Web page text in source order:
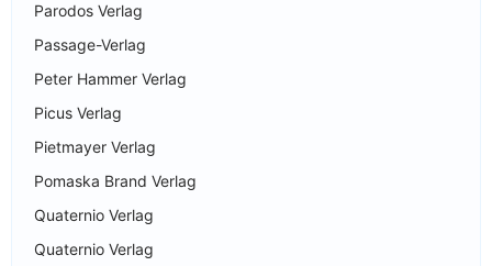
Parodos Verlag
Passage-Verlag
Peter Hammer Verlag
Picus Verlag
Pietmayer Verlag
Pomaska Brand Verlag
Quaternio Verlag
Quaternio Verlag